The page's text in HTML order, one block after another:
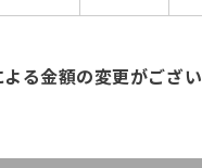
る金額の変更がござい